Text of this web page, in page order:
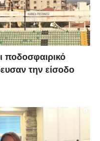
ποδοσφαιρικό
την είσοδο